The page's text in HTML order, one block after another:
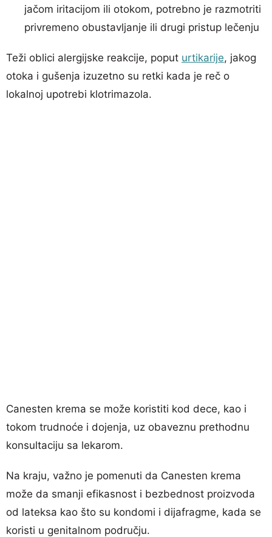
jačom iritacijom ili otokom, potrebno je razmotriti
privremeno obustavljanje ili drugi pristup lečenju
Teži oblici alergijske reakcije, poput urtikarije, jakog
otoka i gušenja izuzetno su retki kada je reč o
lokalnoj upotrebi klotrimazola.
Canesten krema se može koristiti kod dece, kao i
tokom trudnoće i dojenja, uz obaveznu prethodnu
konsultaciju sa lekarom.
Na kraju, važno je pomenuti da Canesten krema
može da smanji efikasnost i bezbednost proizvoda
od lateksa kao što su kondomi i dijafragme, kada se
koristi u genitalnom području.